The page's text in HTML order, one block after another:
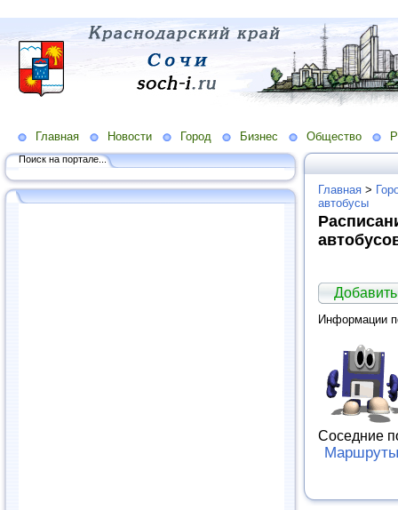
Главная Новости Город Бизнес Общество
Поиск на портале...
Главная >
автобусы
Информации
Соседние
Маршруты